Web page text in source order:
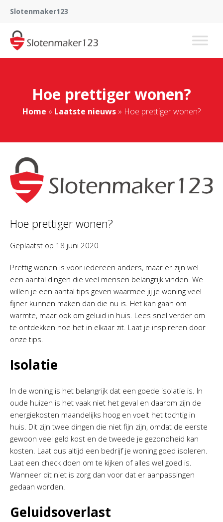
Slotenmaker123
Hoe prettiger wonen?
Home » Laatste nieuws » Hoe prettiger wonen?
Hoe prettiger wonen?
Geplaatst op 18 juni 2020
Prettig wonen is voor iedereen anders, maar er zijn wel
een aantal dingen die veel mensen belangrijk vinden. We
willen je een aantal tips geven waarmee jij je woning veel
fijner kunnen maken dan die nu is. Het kan gaan om
warmte, maar ook om geluid in huis. Lees snel verder om
te ontdekken hoe het in elkaar zit. Laat je inspireren door
onze tips.
Isolatie
In de woning is het belangrijk dat een goede isolatie is. In
oude huizen is het vaak niet het geval en daarom zijn de
energiekosten maandelijks hoog en voelt het tochtig in
huis. Dit zijn twee dingen die niet fijn zijn, omdat de eerste
gewoon veel geld kost en de tweede je gezondheid kan
kosten. Laat dus altijd een bedrijf je woning goed isoleren.
Laat een check doen om te kijken of alles wel goed is.
Wanneer dit niet is zorg dan voor dat er aanpassingen
gedaan worden.
Geluidsoverlast